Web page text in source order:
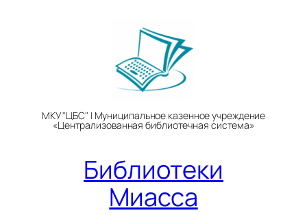
МКУ "ЦБС" | Муниципальное казенное учреждение
«Централизованная библиотечная система»
Библиотеки
Миасса